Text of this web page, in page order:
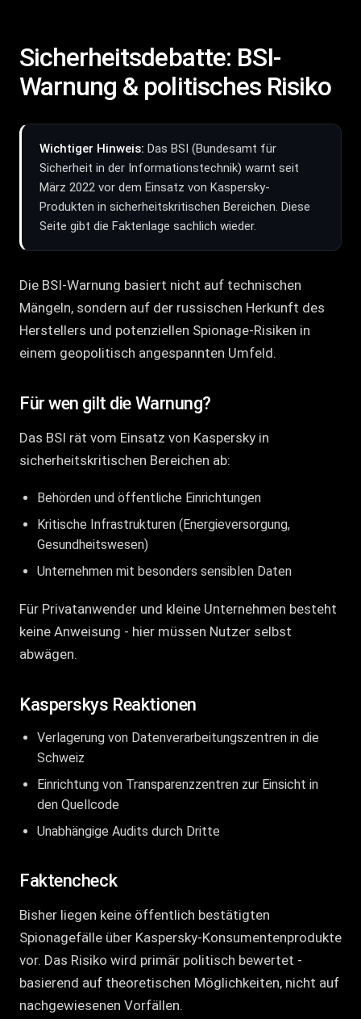
Sicherheitsdebatte: BSI-
Warnung & politisches Risiko
Wichtiger Hinweis: Das BSI (Bundesamt für
Sicherheit in der Informationstechnik) warnt seit
März 2022 vor dem Einsatz von Kaspersky-
Produkten in sicherheitskritischen Bereichen. Diese
Seite gibt die Faktenlage sachlich wieder.
Die BSI-Warnung basiert nicht auf technischen
Mängeln, sondern auf der russischen Herkunft des
Herstellers und potenziellen Spionage-Risiken in
einem geopolitisch angespannten Umfeld.
Für wen gilt die Warnung?
Das BSI rät vom Einsatz von Kaspersky in
sicherheitskritischen Bereichen ab:
Behörden und öffentliche Einrichtungen
Kritische Infrastrukturen (Energieversorgung,
Gesundheitswesen)
Unternehmen mit besonders sensiblen Daten
Für Privatanwender und kleine Unternehmen besteht
keine Anweisung - hier müssen Nutzer selbst
abwägen.
Kasperskys Reaktionen
Verlagerung von Datenverarbeitungszentren in die
Schweiz
Einrichtung von Transparenzzentren zur Einsicht in
den Quellcode
Unabhängige Audits durch Dritte
Faktencheck
Bisher liegen keine öffentlich bestätigten
Spionagefälle über Kaspersky-Konsumentenprodukte
vor. Das Risiko wird primär politisch bewertet -
basierend auf theoretischen Möglichkeiten, nicht auf
nachgewiesenen Vorfällen.